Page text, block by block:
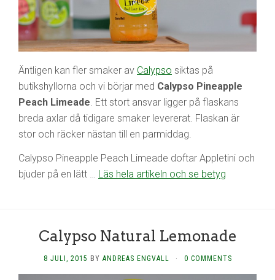
Äntligen kan fler smaker av Calypso siktas på
butikshyllorna och vi börjar med Calypso Pineapple
Peach Limeade . Ett stort ansvar ligger på flaskans
breda axlar då tidigare smaker levererat. Flaskan är
stor och räcker nästan till en parmiddag.
Calypso Pineapple Peach Limeade doftar Appletini och
bjuder på en lätt … Läs hela artikeln och se betyg
Calypso Natural Lemonade
8 JULI, 2015 BY ANDREAS ENGVALL · 0 COMMENTS